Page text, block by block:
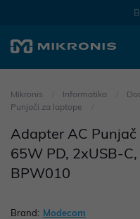
Mikronis Informatika
Punjači za laptope
Adapter AC
65W PD, 2xUSB-
BPW010
Brand: Modecom